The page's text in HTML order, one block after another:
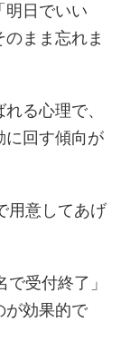
明日でいい
まま忘れま
る心理で、
に回す傾向が
用意してあげ
で受付終了」
が効果的で